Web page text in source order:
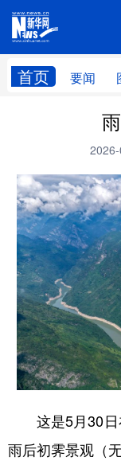
首页 要闻
这是5月30日
雨后初霁景观（